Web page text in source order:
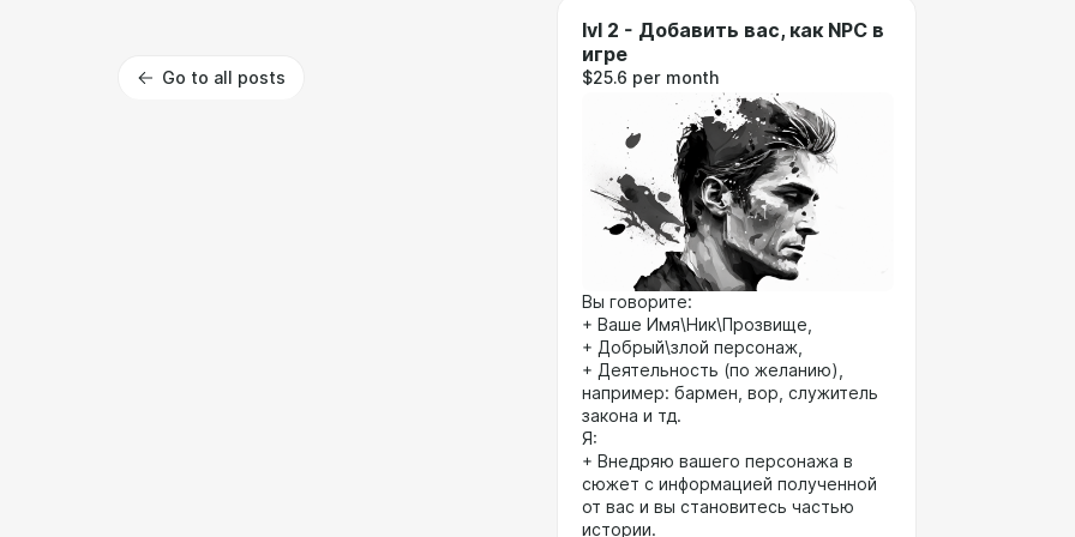
Go to all posts
lvl 2 - Добавить вас, как NPC в
игре
$25.6 per month
Вы говорите:
+ Ваше Имя\Ник\Прозвище,
+ Добрый\злой персонаж,
+ Деятельность (по желанию),
например: бармен, вор, служитель
закона и тд.
Я:
+ Внедряю вашего персонажа в
сюжет с информацией полученной
от вас и вы становитесь частью
истории.